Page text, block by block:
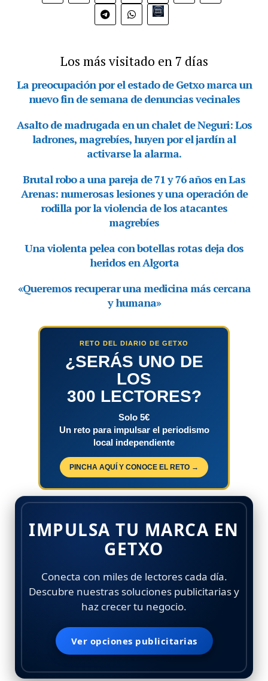
Bio.link
Los más visitado en 7 días
RETO DEL DIARIO DE GETXO
¿SERÁS UNO DE
LOS
300 LECTORES?
Solo 5€
Un reto para impulsar el periodismo
local independiente
PINCHA AQUÍ Y CONOCE EL RETO →
IMPULSA TU MARCA EN
GETXO
Conecta con miles de lectores cada día.
Descubre nuestras soluciones publicitarias y
haz crecer tu negocio.
Ver opciones publicitarias